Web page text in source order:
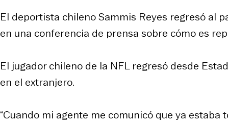
El deportista chileno Sammis Reyes regresó al
en una conferencia de prensa sobre cómo es
El jugador chileno de la NFL regresó desde
en el extranjero.
“Cuando mi agente me comunicó que ya